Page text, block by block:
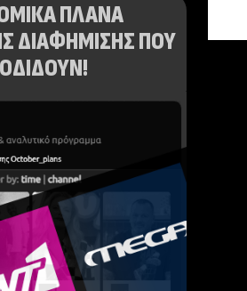
ΠΛΑΝΑ
ΔΙΑΦΗΜΙΣΗΣ ΠΟΥ